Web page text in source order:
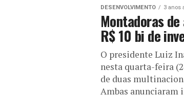
DESENVOLVIMENTO 3 anos
Montadoras
R$ 10 bi de
O presidente Luiz
nesta quarta-feira
de duas
Ambas anunciaram